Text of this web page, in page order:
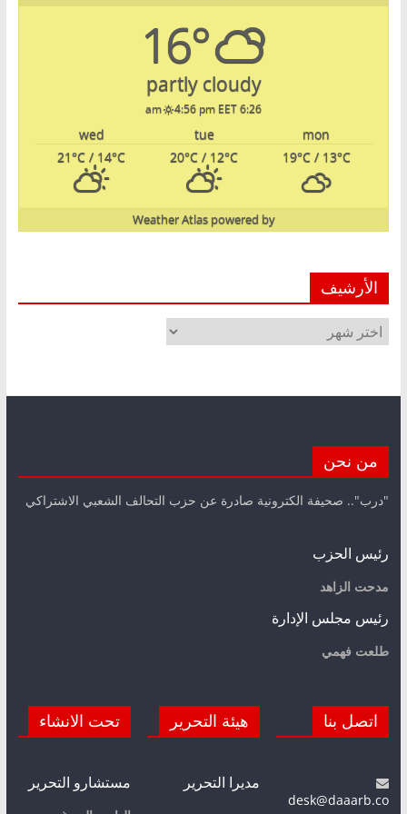
16°
partly cloudy
6:26 am
4:56 pm EET
mon
tue
wed
19°C/ 13°C
20°C / 12°C
21°C / 14°C
powered by
Weather Atlas
الأرشيف
الأرشيف
من نحن
"درب".. صحيفة الكترونية صادرة عن حزب التحالف الشعبي الاشتراكي
رئيس الحزب
مدحت الزاهد
رئيس مجلس الإدارة
طلعت فهمي
اتصل بنا
desk@daaarb.co
هيئة التحرير
مديرا التحرير
تحت الانشاء
مستشارو التحرير